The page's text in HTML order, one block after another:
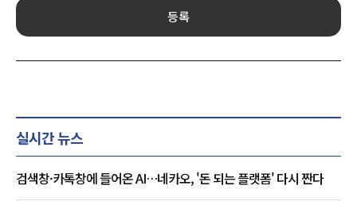
등록
실시간 뉴스
검색창·카톡창에 들어온 AI…네카오, '돈 되는 플랫폼' 다시 짠다